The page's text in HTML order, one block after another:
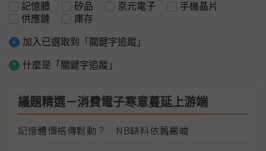
記憶體 矽品 京元電子
手機晶片
供應鏈
庫存
加入已選取到「關鍵字追蹤」
什麼是「關鍵字追蹤」
議題精選－消費電子寒意蔓延上游端
記憶體價格傳鬆動？ NB缺料依舊嚴峻